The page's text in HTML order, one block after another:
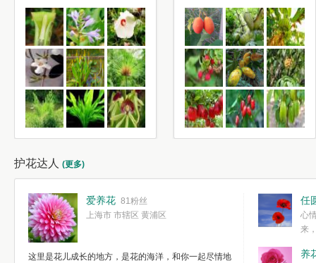
护花达人 (更多)
爱养花 81粉丝
上海市 市辖区 黄浦区
这里是花儿成长的地方，是花的海洋，和你一起尽情地
任
心
来
简单愉快的心
养